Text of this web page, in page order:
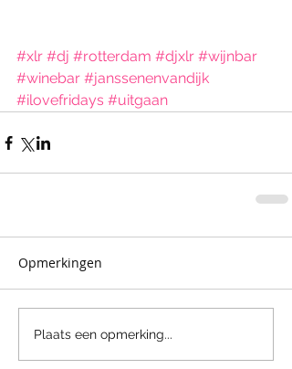
#xlr #dj #rotterdam #djxlr #wijnbar
#winebar #janssenenvandijk
#ilovefridays #uitgaan
Opmerkingen
Plaats een opmerking...